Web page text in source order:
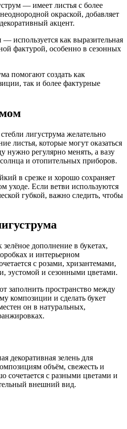
— имеет листья с более
окраской, добавляет
акцент.
используется как выразительная
фактурой, особенно в сезонных
помогают создать как
так и более фактурные
лигуструма желательно
листья, которые могут оказаться
нужно регулярно менять, а вазу
и отопительных приборов.
в срезке и хорошо сохраняет
уходе. Если ветви используются
губкой, важно следить, чтобы
дополнение в букетах,
и интерьерном
с розами, хризантемами,
эустомой и сезонными цветами.
заполнить пространство между
композиции и сделать букет
он в натуральных,
декоративная зелень для
объём, свежесть и
сочетается с разными цветами и
внешний вид.